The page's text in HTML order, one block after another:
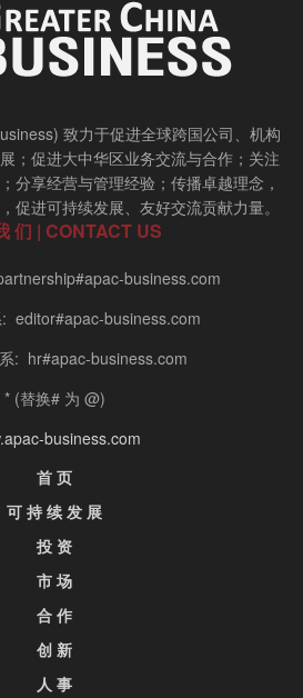
致力于促进全球跨国公司、机构
；促进大中华区业务交流与合作；关注
分享经营与管理经验；传播卓越理念，
促进可持续发展、友好交流贡献力量。
们 | CONTACT US
business.com
editor#apac-business.com
: hr#apac-business.com
* (替换# 为 @)
business.com
首 页
可 持 续 发 展
投 资
市 场
合 作
创 新
人 事